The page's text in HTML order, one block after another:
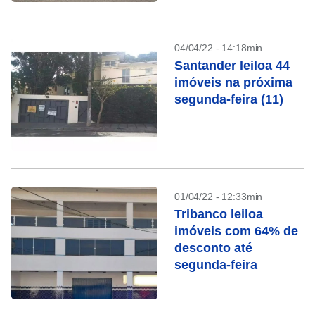
04/04/22 - 14:18min
Santander leiloa 44
imóveis na próxima
segunda-feira (11)
01/04/22 - 12:33min
Tribanco leiloa
imóveis com 64% de
desconto até
segunda-feira